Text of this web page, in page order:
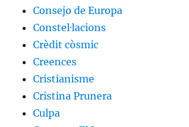
Consejo de Europa
Constel·lacions
Crèdit còsmic
Creences
Cristianisme
Cristina Prunera
Culpa